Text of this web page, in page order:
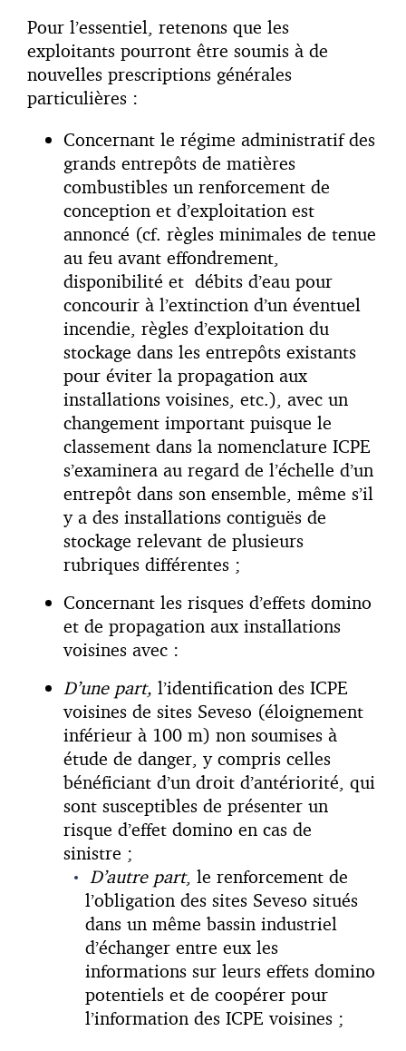
Pour l’essentiel, retenons que les
exploitants pourront être soumis à de
nouvelles prescriptions générales
particulières :
Concernant le régime administratif des
grands entrepôts de matières
combustibles un renforcement de
conception et d’exploitation est
annoncé (cf. règles minimales de tenue
au feu avant effondrement,
disponibilité et débits d’eau pour
concourir à l’extinction d’un éventuel
incendie, règles d’exploitation du
stockage dans les entrepôts existants
pour éviter la propagation aux
installations voisines, etc.), avec un
changement important puisque le
classement dans la nomenclature ICPE
s’examinera au regard de l’échelle d’un
entrepôt dans son ensemble, même s’il
y a des installations contiguës de
stockage relevant de plusieurs
rubriques différentes ;
Concernant les risques d’effets domino
et de propagation aux installations
voisines avec :
D’une part, l’identification des ICPE
voisines de sites Seveso (éloignement
inférieur à 100 m) non soumises à
étude de danger, y compris celles
bénéficiant d’un droit d’antériorité, qui
sont susceptibles de présenter un
risque d’effet domino en cas de
sinistre ;
D’autre part, le renforcement de
l’obligation des sites Seveso situés
dans un même bassin industriel
d’échanger entre eux les
informations sur leurs effets domino
potentiels et de coopérer pour
l’information des ICPE voisines ;